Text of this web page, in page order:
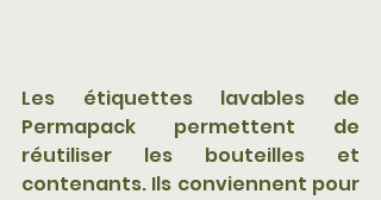
Les étiquettes lavables de
Permapack permettent de
réutiliser les bouteilles et
contenants. Ils conviennent pour